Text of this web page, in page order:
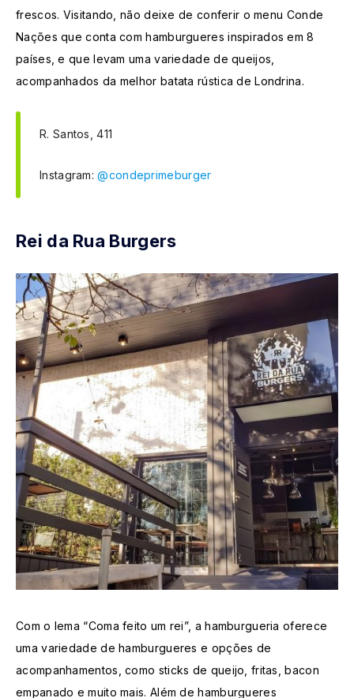
frescos. Visitando, não deixe de conferir o menu Conde
Nações que conta com hamburgueres inspirados em 8
países, e que levam uma variedade de queijos,
acompanhados da melhor batata rústica de Londrina.
R. Santos, 411
Instagram:@condeprimeburger
Rei da Rua Burgers
Com o lema “Coma feito um rei”, a hamburgueria oferece
uma variedade de hamburgueres e opções de
acompanhamentos, como sticks de queijo, fritas, bacon
empanado e muito mais. Além de hamburgueres